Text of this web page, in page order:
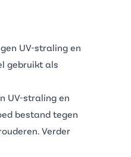
UV-straling en
gebruikt als
UV-straling en
bestand tegen
Verder